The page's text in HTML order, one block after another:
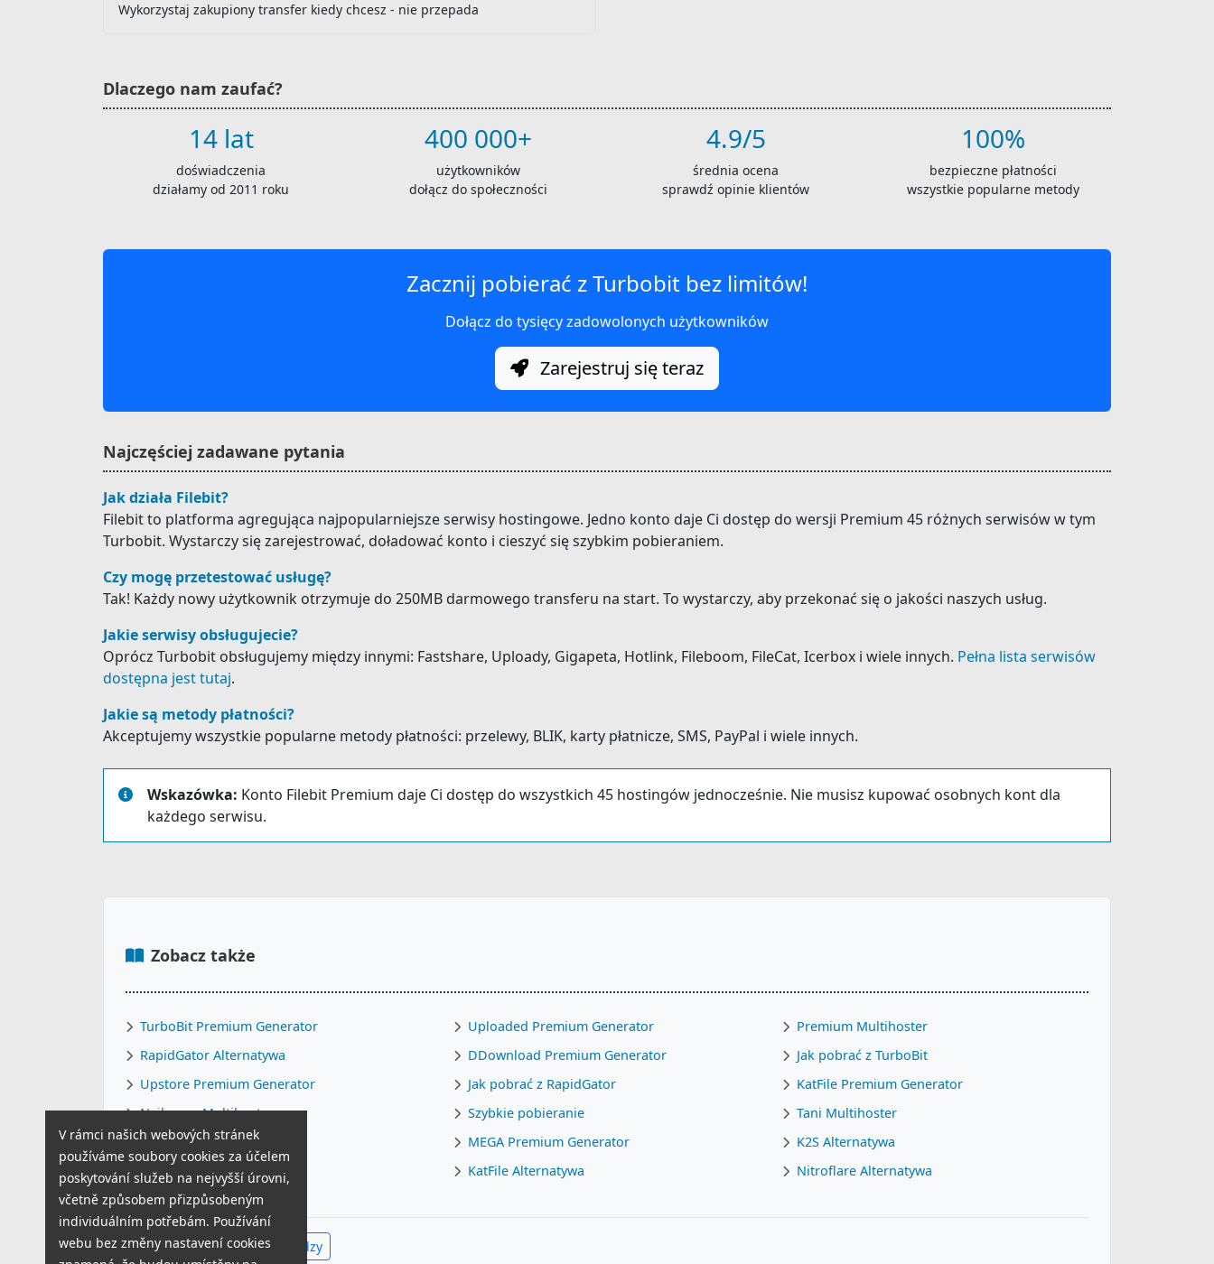
Wykorzystaj zakupiony transfer kiedy chcesz - nie przepada
Dlaczego nam zaufać?
14 lat
doświadczenia
działamy od 2011 roku
400 000+
użytkowników
dołącz do społeczności
4.9/5
średnia ocena
sprawdź opinie klientów
100%
bezpieczne płatności
wszystkie popularne metody
Zacznij pobierać z Turbobit bez limitów!
Dołącz do tysięcy zadowolonych użytkowników
Zarejestruj się teraz
Najczęściej zadawane pytania
Jak działa Filebit?
Filebit to platforma agregująca najpopularniejsze serwisy hostingowe. Jedno konto daje Ci dostęp do wersji Premium 45 różnych serwisów w tym
Turbobit. Wystarczy się zarejestrować, doładować konto i cieszyć się szybkim pobieraniem.
Czy mogę przetestować usługę?
Tak! Każdy nowy użytkownik otrzymuje do 250MB darmowego transferu na start. To wystarczy, aby przekonać się o jakości naszych usług.
Jakie serwisy obsługujecie?
Oprócz Turbobit obsługujemy między innymi: Fastshare, Uploady, Gigapeta, Hotlink, Fileboom, FileCat, Icerbox i wiele innych. Pełna lista serwisów
dostępna jest tutaj.
Jakie są metody płatności?
Akceptujemy wszystkie popularne metody płatności: przelewy, BLIK, karty płatnicze, SMS, PayPal i wiele innych.
Wskazówka: Konto Filebit Premium daje Ci dostęp do wszystkich 45 hostingów jednocześnie. Nie musisz kupować osobnych kont dla
każdego serwisu.
Zobacz także
TurboBit Premium Generator
RapidGator Alternatywa
Upstore Premium Generator
Najlepszy Multihoster
TurboBit Alternatywa
Jak pobrać z 1Fichier
Uploaded Premium Generator
DDownload Premium Generator
Jak pobrać z RapidGator
Szybkie pobieranie
MEGA Premium Generator
KatFile Alternatywa
Premium Multihoster
Jak pobrać z TurboBit
KatFile Premium Generator
Tani Multihoster
K2S Alternatywa
Nitroflare Alternatywa
Zobacz całe Centrum Wiedzy
V rámci našich webových stránek
používáme soubory cookies za účelem
poskytování služeb na nejvyšší úrovni,
včetně způsobem přizpůsobeným
individuálním potřebám. Používání
webu bez změny nastavení cookies